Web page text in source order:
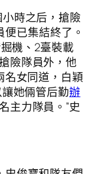
時之后，搶險
便已集結終了。
機、2臺裝載
險隊員外，他
名女同道，白穎
她倆管后勤辦
主力隊員。”史